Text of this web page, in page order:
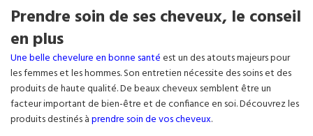
Prendre soin de ses cheveux, le conseil
en plus
Une belle chevelure en bonne santéest un des atouts majeurs pour
les femmes et les hommes. Son entretien nécessite des soins et des
produits de haute qualité. De beaux cheveux semblent être un
facteur important de bien-être et de confiance en soi. Découvrez les
produits destinés àprendre soin de vos cheveux.